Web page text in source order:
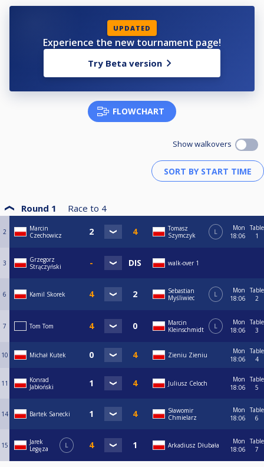
UPDATED
Experience the new tournament page!
Try Beta version
FLOWCHART
Show walkovers
Round 1 Race to 4
2
Marcin
Czechowicz
Tomasz
Szymczyk
L
Mon
18:06
Table
1
3
Grzegorz
Strączyński
walk-over 1
6 Kamil Skorek
Sebastian
Myśliwiec
L
Mon
18:06
Table
2
7 Tom Tom
Marcin
Kleinschmidt
L
Mon
18:06
Table
3
10 Michał Kutek Zieniu Zieniu
Mon
18:06
Table
4
11
Konrad
Jabłoński
Juliusz Celoch
Mon
18:06
Table
5
14 Bartek Sanecki
Sławomir
Chmielarz
Mon
18:06
Table
6
15
Jarek
Legęza
L Arkadiusz Dłubała
Mon
18:06
Table
7